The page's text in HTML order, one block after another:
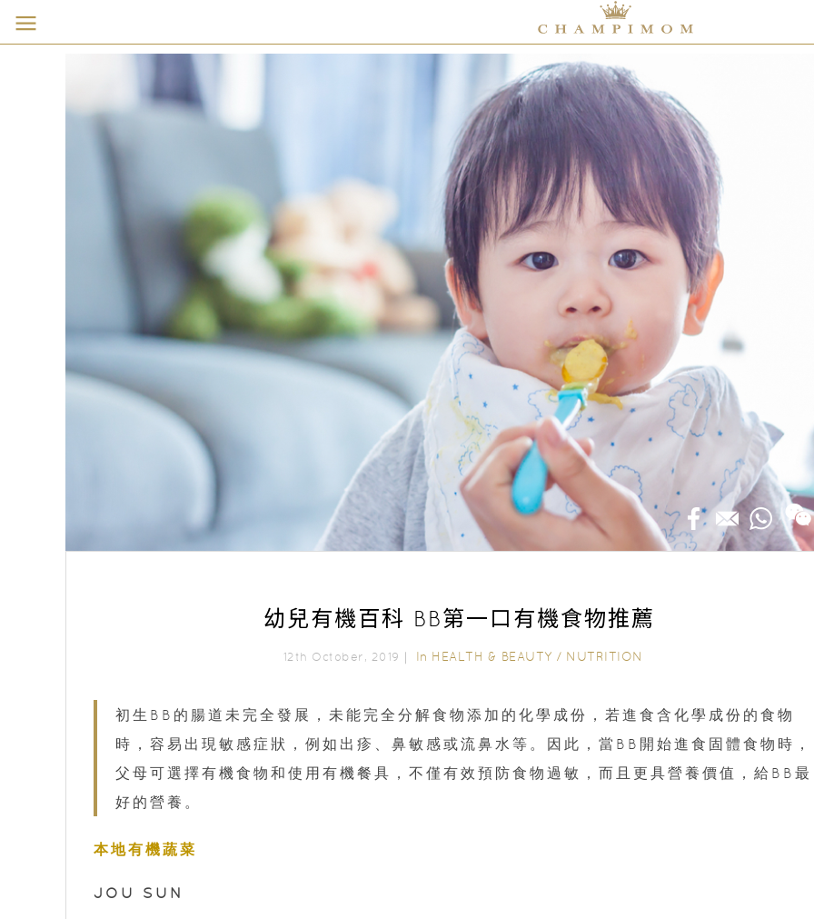
幼兒有機百科 BB第一口有機食物推薦
12th October, 2019｜ In HEALTH & BEAUTY / NUTRITION
初生BB的腸道未完全發展，未能完全分解食物添加的化學成份，若進食含化學成份的食物
時，容易出現敏感症狀，例如出疹、鼻敏感或流鼻水等。因此，當BB開始進食固體食物時，
父母可選擇有機食物和使用有機餐具，不僅有效預防食物過敏，而且更具營養價值，給BB最
好的營養。
本地有機蔬菜
JOU SUN